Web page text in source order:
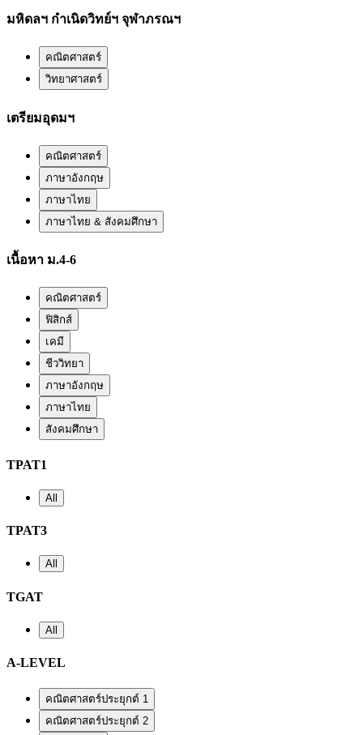
มหิดลฯ กำเนิดวิทย์ฯ จุฬาภรณฯ
คณิตศาสตร์
วิทยาศาสตร์
เตรียมอุดมฯ
คณิตศาสตร์
ภาษาอังกฤษ
ภาษาไทย
ภาษาไทย & สังคมศึกษา
เนื้อหา ม.4-6
คณิตศาสตร์
ฟิสิกส์
เคมี
ชีววิทยา
ภาษาอังกฤษ
ภาษาไทย
สังคมศึกษา
TPAT1
All
TPAT3
All
TGAT
All
A-LEVEL
คณิตศาสตร์ประยุกต์ 1
คณิตศาสตร์ประยุกต์ 2